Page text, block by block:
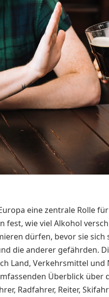
eine zentrale Rolle
fest, wie viel Alkohol
dürfen, bevor sie sich
die anderer gefährden.
Land, Verkehrsmittel
Überblick über
Radfahrer, Reiter,